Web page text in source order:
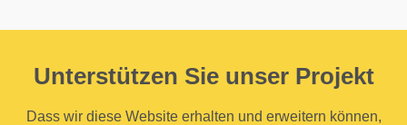
Unterstützen Sie unser Projekt
Dass wir diese Website erhalten und erweitern können,